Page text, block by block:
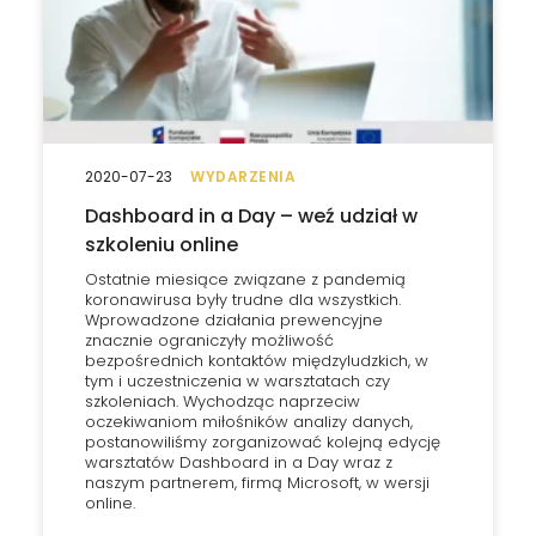
WYDARZENIA
Dashboard in a Day – weź udział w
szkoleniu online
Ostatnie miesiące związane z pandemią
koronawirusa były trudne dla wszystkich.
Wprowadzone działania prewencyjne
znacznie ograniczyły możliwość
bezpośrednich kontaktów międzyludzkich, w
tym i uczestniczenia w warsztatach czy
szkoleniach. Wychodząc naprzeciw
oczekiwaniom miłośników analizy danych,
postanowiliśmy zorganizować kolejną edycję
warsztatów Dashboard in a Day wraz z
naszym partnerem, firmą Microsoft, w wersji
online.
2020-07-23